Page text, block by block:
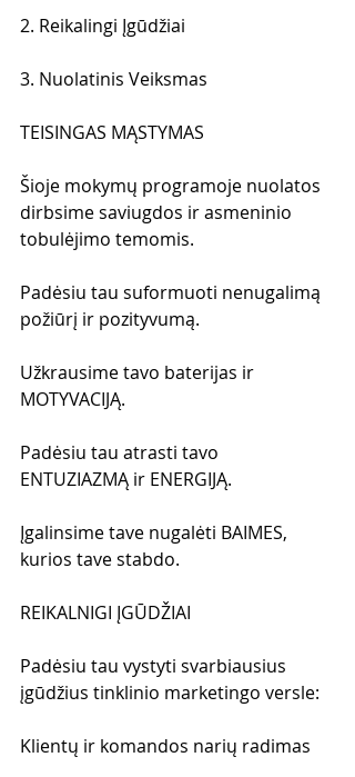
2. Reikalingi Įgūdžiai
3. Nuolatinis Veiksmas
TEISINGAS MĄSTYMAS
Šioje mokymų programoje nuolatos
dirbsime saviugdos ir asmeninio
tobulėjimo temomis.
Padėsiu tau suformuoti nenugalimą
požiūrį ir pozityvumą.
Užkrausime tavo baterijas ir
MOTYVACIJĄ.
Padėsiu tau atrasti tavo
ENTUZIAZMĄ ir ENERGIJĄ.
Įgalinsime tave nugalėti BAIMES,
kurios tave stabdo.
REIKALNIGI ĮGŪDŽIAI
Padėsiu tau vystyti svarbiausius
įgūdžius tinklinio marketingo versle:
Klientų ir komandos narių radimas